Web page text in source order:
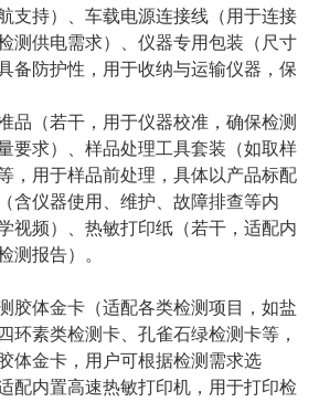
支持）、车载电源连接线（用于连接
测供电需求）、仪器专用包装（尺寸
备防护性，用于收纳与运输仪器，保
品（若干，用于仪器校准，确保检测
要求）、样品处理工具套装（如取样
，用于样品前处理，具体以产品标配
含仪器使用、维护、故障排查等内
视频）、热敏打印纸（若干，适配内
测报告）。
胶体金卡（适配各类检测项目，如盐
环素类检测卡、孔雀石绿检测卡等，
体金卡，用户可根据检测需求选
配内置高速热敏打印机，用于打印检